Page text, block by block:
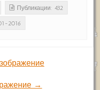
Публикации: 432
2016
→